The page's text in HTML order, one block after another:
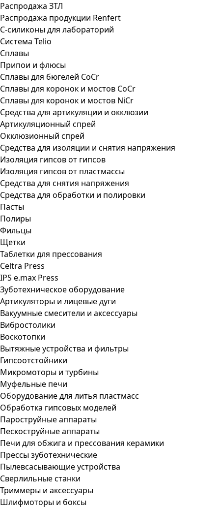
Распродажа ЗТЛ
Распродажа продукции Renfert
С-силиконы для лабораторий
Система Telio
Сплавы
Припои и флюсы
Сплавы для бюгелей CoCr
Сплавы для коронок и мостов CoCr
Сплавы для коронок и мостов NiCr
Средства для артикуляции и окклюзии
Артикуляционный спрей
Окклюзионный спрей
Средства для изоляции и снятия напряжения
Изоляция гипсов от гипсов
Изоляция гипсов от пластмассы
Средства для снятия напряжения
Средства для обработки и полировки
Пасты
Полиры
Фильцы
Щетки
Таблетки для прессования
Celtra Press
IPS e.max Press
Зуботехническое оборудование
Артикуляторы и лицевые дуги
Вакуумные смесители и аксессуары
Вибростолики
Воскотопки
Вытяжные устройства и фильтры
Гипсоотстойники
Микромоторы и турбины
Муфельные печи
Оборудование для литья пластмасс
Обработка гипсовых моделей
Пароструйные аппараты
Пескоструйные аппараты
Печи для обжига и прессования керамики
Прессы зуботехнические
Пылевсасывающие устройства
Сверлильные станки
Триммеры и аксессуары
Шлифмоторы и боксы